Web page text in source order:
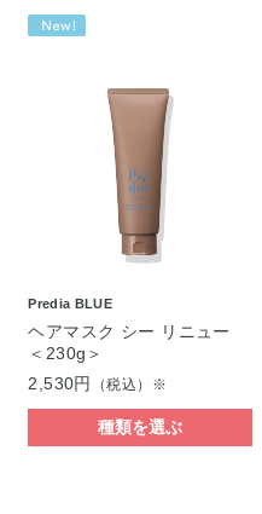
Predia BLUE
ヘアマスク シー リニュー
＜230g＞
2,530円
（税込）※
種類を選ぶ